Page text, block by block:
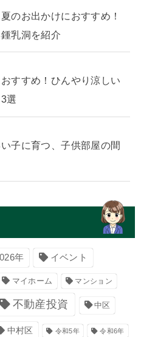
のお出かけにおすすめ！
乳洞を紹介
おすすめ！ひんやり涼しい
選
子に育つ、子供部屋の間
年 イベント
マイホーム マンション
不動産投資 中区
中村区 令和5年 令和6年